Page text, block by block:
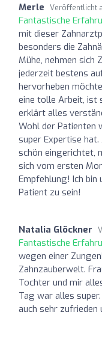
Merle Veröffentlicht
Fantastische
mit dieser
besonders die
Mühe, nehmen sich
jederzeit bestens
hervorheben
eine tolle Arbeit, ist
erklärt alles
Wohl der Patienten
super Expertise
schön eingerichtet,
sich vom ersten
Empfehlung! Ich bin
Patient zu sein!
Natalia Glöckner
Fantastische
wegen einer
Zahnzauberwelt.
Tochter und mir
Tag war alles
auch sehr zufrieden